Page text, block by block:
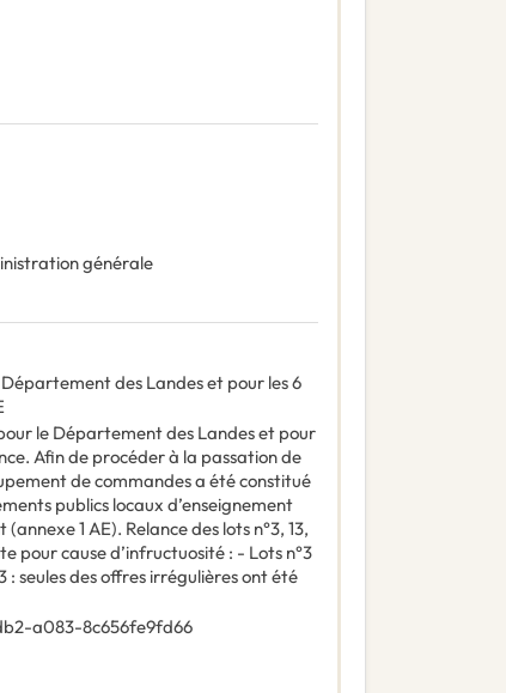
générale
des Landes et pour les 6
le Département des Landes et pour
Afin de procéder à la passation de
de commandes a été constitué
publics locaux d’enseignement
1 AE). Relance des lots n°3, 13,
pour cause d’infructuosité : - Lots n°3
: seules des offres irrégulières ont été
a083-8c656fe9fd66